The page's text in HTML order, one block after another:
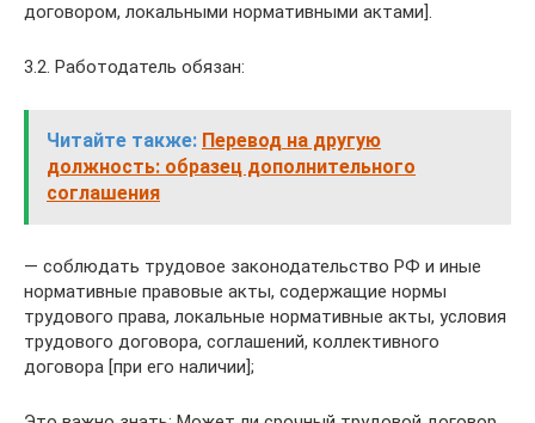
договором, локальными нормативными актами].
3.2. Работодатель обязан:
Читайте также: Перевод на другую
должность: образец дополнительного
соглашения
— соблюдать трудовое законодательство РФ и иные
нормативные правовые акты, содержащие нормы
трудового права, локальные нормативные акты, условия
трудового договора, соглашений, коллективного
договора [при его наличии];